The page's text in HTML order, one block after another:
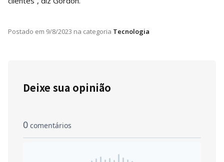
Postado em 9/8/2023 na categoria Tecnologia
Deixe sua opinião